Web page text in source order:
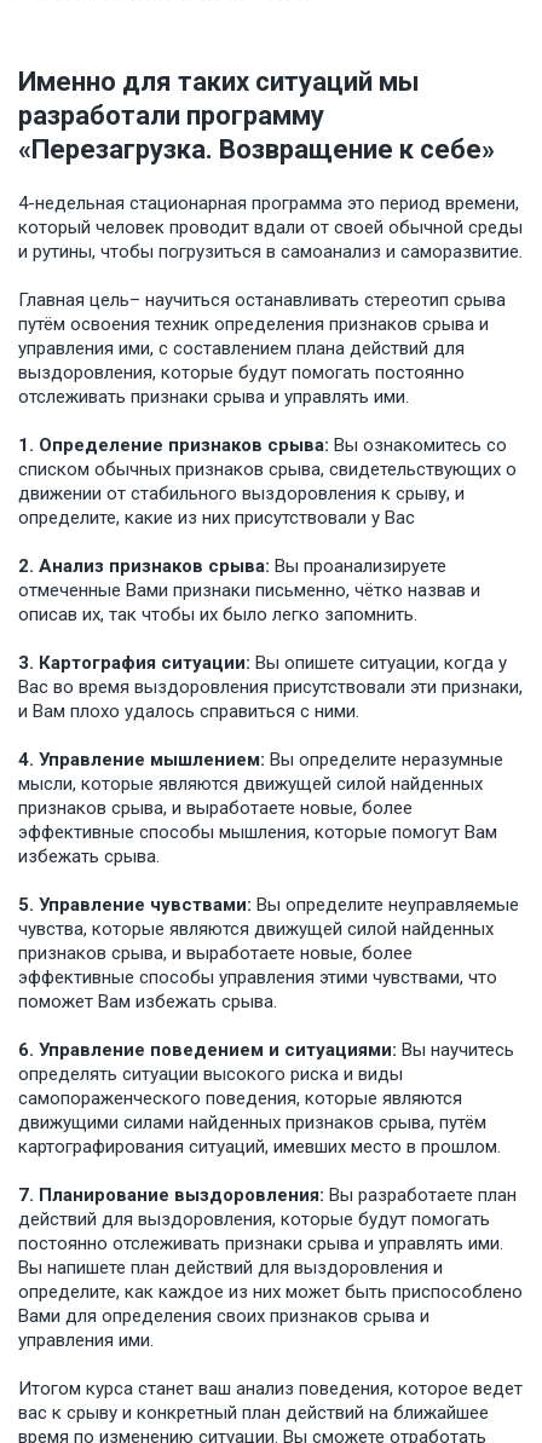
Именно для таких ситуаций мы
разработали программу
«Перезагрузка. Возвращение к себе»
4-недельная стационарная программа это период времени,
который человек проводит вдали от своей обычной среды
и рутины, чтобы погрузиться в самоанализ и саморазвитие.
Главная цель– научиться останавливать стереотип срыва
путём освоения техник определения признаков срыва и
управления ими, с составлением плана действий для
выздоровления, которые будут помогать постоянно
отслеживать признаки срыва и управлять ими.
1. Определение признаков срыва: Вы ознакомитесь со
списком обычных признаков срыва, свидетельствующих о
движении от стабильного выздоровления к срыву, и
определите, какие из них присутствовали у Вас
2. Анализ признаков срыва: Вы проанализируете
отмеченные Вами признаки письменно, чётко назвав и
описав их, так чтобы их было легко запомнить.
3. Картография ситуации: Вы опишете ситуации, когда у
Вас во время выздоровления присутствовали эти признаки,
и Вам плохо удалось справиться с ними.
4. Управление мышлением: Вы определите неразумные
мысли, которые являются движущей силой найденных
признаков срыва, и выработаете новые, более
эффективные способы мышления, которые помогут Вам
избежать срыва.
5. Управление чувствами: Вы определите неуправляемые
чувства, которые являются движущей силой найденных
признаков срыва, и выработаете новые, более
эффективные способы управления этими чувствами, что
поможет Вам избежать срыва.
6. Управление поведением и ситуациями: Вы научитесь
определять ситуации высокого риска и виды
самопораженческого поведения, которые являются
движущими силами найденных признаков срыва, путём
картографирования ситуаций, имевших место в прошлом.
7. Планирование выздоровления: Вы разработаете план
действий для выздоровления, которые будут помогать
постоянно отслеживать признаки срыва и управлять ими.
Вы напишете план действий для выздоровления и
определите, как каждое из них может быть приспособлено
Вами для определения своих признаков срыва и
управления ими.
Итогом курса станет ваш анализ поведения, которое ведет
вас к срыву и конкретный план действий на ближайшее
время по изменению ситуации. Вы сможете отработать